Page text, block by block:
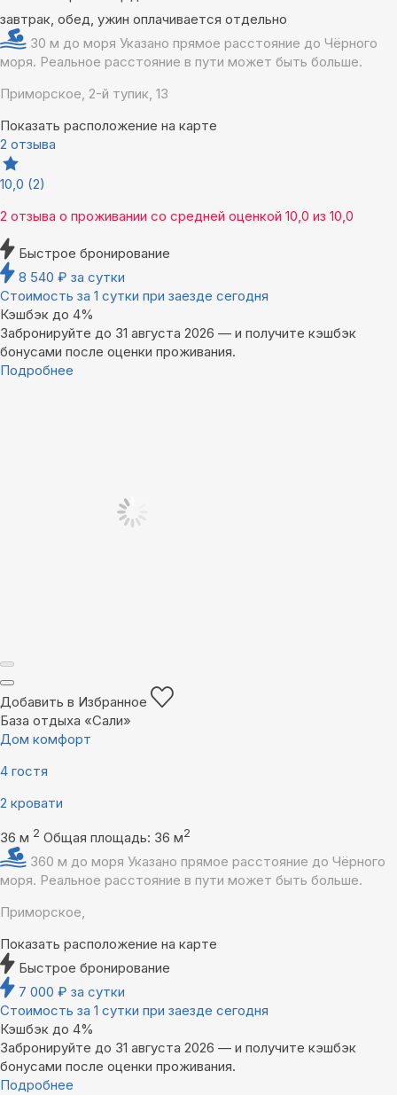
завтрак, обед, ужин оплачивается отдельно
30 м до моря Указано прямое расстояние до Чёрного
моря. Реальное расстояние в пути может быть больше.
Приморское, 2-й тупик, 13
Показать расположение на карте
2 отзыва
10,0 (2)
2 отзыва о проживании со средней оценкой 10,0 из 10,0
Быстрое бронирование
8 540 ₽ за сутки
Стоимость за 1 сутки при заезде сегодня
Кэшбэк до 4%
Забронируйте до 31 августа 2026 — и получите кэшбэк
бонусами после оценки проживания.
Подробнее
Добавить в Избранное
База отдыха «Сали»
Дом комфорт
4 гостя
2 кровати
36 м 2 Общая площадь: 36 м2
360 м до моря Указано прямое расстояние до Чёрного
моря. Реальное расстояние в пути может быть больше.
Приморское,
Показать расположение на карте
Быстрое бронирование
7 000 ₽ за сутки
Стоимость за 1 сутки при заезде сегодня
Кэшбэк до 4%
Забронируйте до 31 августа 2026 — и получите кэшбэк
бонусами после оценки проживания.
Подробнее